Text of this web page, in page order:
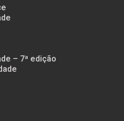
– 7ª edição